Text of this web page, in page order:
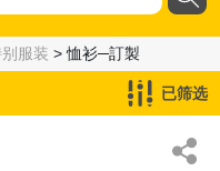
服装 > 恤衫─訂製
已筛选